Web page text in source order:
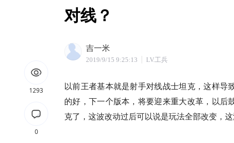
对线？
吉一米
2019/9/15 9:25:13 LV.工兵
以前王者基本就是射手对线战士坦克，这样
的好，下一个版本，将要迎来重大改革，以后
克了，这波改动过后可以说是玩法全部改变，
1293
0